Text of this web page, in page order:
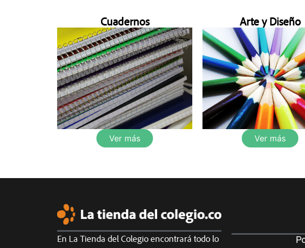
Cuadernos
Ver más
Arte y Diseño
Ver más
En La Tienda del Colegio encontrará todo lo